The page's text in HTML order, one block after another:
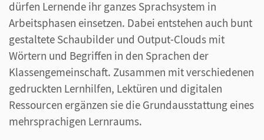
dürfen Lernende ihr ganzes Sprachsystem in
Arbeitsphasen einsetzen. Dabei entstehen auch bunt
gestaltete Schaubilder und Output-Clouds mit
Wörtern und Begriffen in den Sprachen der
Klassengemeinschaft. Zusammen mit verschiedenen
gedruckten Lernhilfen, Lektüren und digitalen
Ressourcen ergänzen sie die Grundausstattung eines
mehrsprachigen Lernraums.